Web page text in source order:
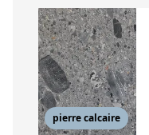
pierre calcaire